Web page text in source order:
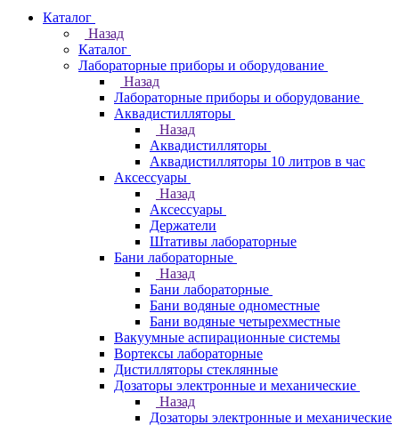
Каталог
Назад
Каталог
Лабораторные приборы и оборудование
Назад
Лабораторные приборы и оборудование
Аквадистилляторы
Назад
Аквадистилляторы
Аквадистилляторы 10 литров в час
Аксессуары
Назад
Аксессуары
Держатели
Штативы лабораторные
Бани лабораторные
Назад
Бани лабораторные
Бани водяные одноместные
Бани водяные четырехместные
Вакуумные аспирационные системы
Вортексы лабораторные
Дистилляторы стеклянные
Дозаторы электронные и механические
Назад
Дозаторы электронные и механические